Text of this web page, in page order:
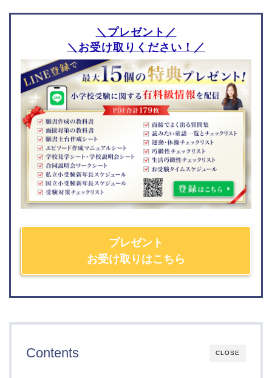
＼プレゼント／
＼お受け取りください！／
プレゼント
お受け取りはこちら
CLOSE
Contents
智辯学園和歌山小学校
宇都宮大学共同教育学部
附属小学校
群馬県
群馬大学共同教育学部附
属小学校
山梨県
山梨学院小学校
駿台甲府小学校
静岡県
静岡大学教育学部附属静
岡小学校
静岡大学教育学部附属浜
松小学校
願書の書き方 面接対策
問題・教材 編入対策
東京都
サレジアン国際学園小学
校
桐朋小学校
東洋英和女学院小学部
神奈川県
横浜雙葉小学校
精華小学校
シュタイナー学園初等部